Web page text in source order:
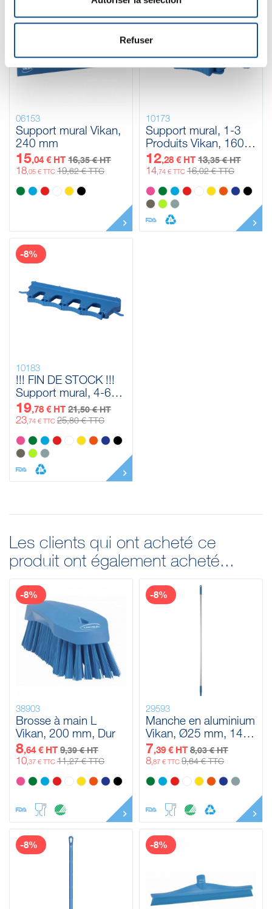
Refuser
06153
Support mural Vikan,
240 mm
15,04 € HT 16,35 € HT
18,05 € TTC 19,62 € TTC
10173
Support mural, 1-3
Produits Vikan, 160
mm
12,28 € HT 13,35 € HT
14,74 € TTC 16,02 € TTC
-8%
10183
!!! FIN DE STOCK !!!
Support mural, 4-6
Produits Vikan, 395
mm
19,78 € HT 21,50 € HT
23,74 € TTC 25,80 € TTC
-8%
Les clients qui ont acheté ce
produit ont également acheté...
38903
Brosse à main L
Vikan, 200 mm, Dur
8,64 € HT 9,39 € HT
10,37 € TTC 11,27 € TTC
-8%
29593
Manche en aluminium
Vikan, Ø25 mm, 1460
mm
7,39 € HT 8,03 € HT
8,87 € TTC 9,64 € TTC
-8%
-8% -8%